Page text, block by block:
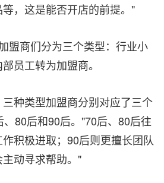
，这是能否开店的前提。"
盟商们分为三个类型：行业小
员工转为加盟商。
种类型加盟商分别对应了三个
80后和90后。"70后、80后往
积极进取；90后则更擅长团队
动寻求帮助。"